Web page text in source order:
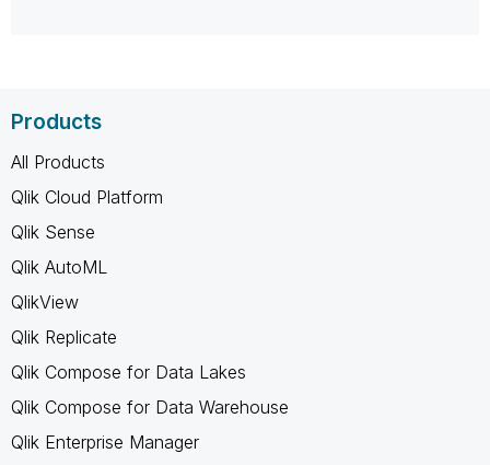
Products
All Products
Qlik Cloud Platform
Qlik Sense
Qlik AutoML
QlikView
Qlik Replicate
Qlik Compose for Data Lakes
Qlik Compose for Data Warehouse
Qlik Enterprise Manager